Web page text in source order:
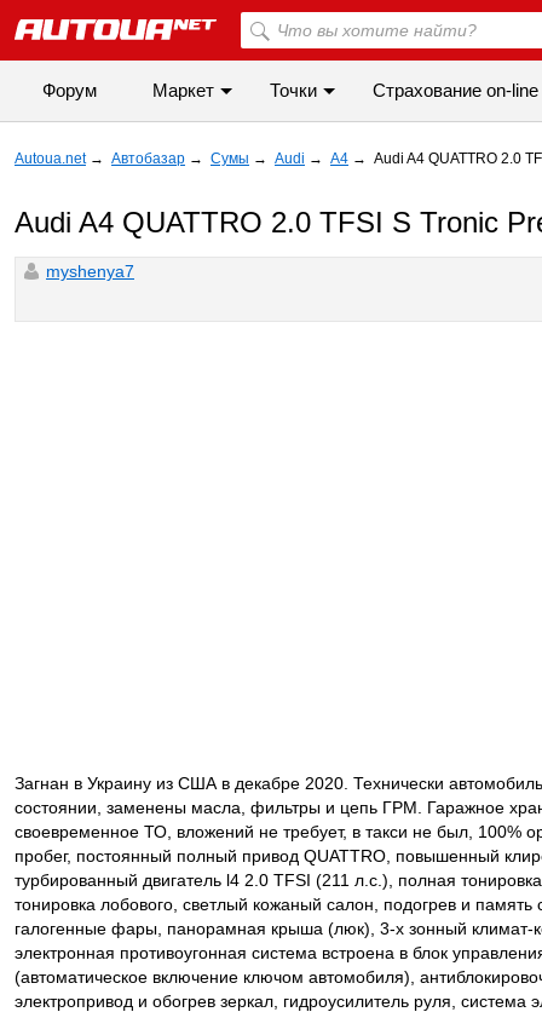
Форум Маркет Точки Cтрахование on-line
Autoua.net → Автобазар → Сумы → Audi → A4 → Audi A4 QUATTRO 2.0
Audi A4 QUATTRO 2.0 TFSI S Tronic
myshenya7
Загнан в Украину из США в декабре 2020. Технически
состоянии, заменены масла, фильтры и цепь ГРМ. Гаражное
своевременное ТО, вложений не требует, в такси не был, 100%
пробег, постоянный полный привод QUATTRO, повышенный
турбированный двигатель l4 2.0 TFSI (211 л.с.), полная
тонировка лобового, светлый кожаный салон, подогрев и память
галогенные фары, панорамная крыша (люк), 3-х зонный климат-
электронная противоугонная система встроена в блок
(автоматическое включение ключом автомобиля),
электропривод и обогрев зеркал, гидроусилитель руля, система